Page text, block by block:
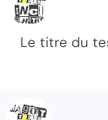
Le titre du